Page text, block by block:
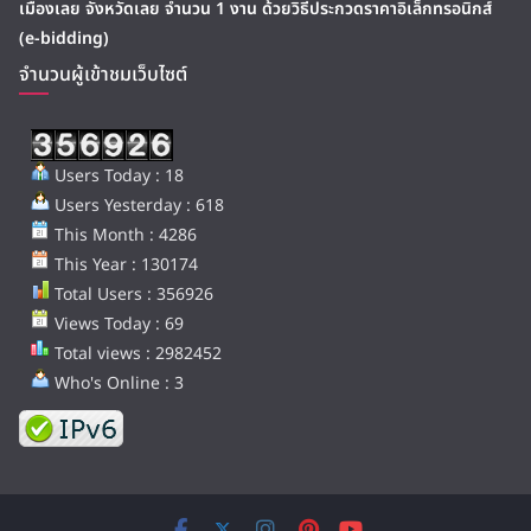
เมืองเลย จังหวัดเลย จำนวน 1 งาน ด้วยวิธีประกวดราคาอิเล็กทรอนิกส์
(e-bidding)
จำนวนผู้เข้าชมเว็บไซต์
Users Today : 18
Users Yesterday : 618
This Month : 4286
This Year : 130174
Total Users : 356926
Views Today : 69
Total views : 2982452
Who's Online : 3